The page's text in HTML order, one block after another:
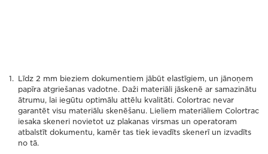
Līdz 2 mm bieziem dokumentiem jābūt elastīgiem, un jānoņem
papīra atgriešanas vadotne. Daži materiāli jāskenē ar samazinātu
ātrumu, lai iegūtu optimālu attēlu kvalitāti. Colortrac nevar
garantēt visu materiālu skenēšanu. Lieliem materiāliem Colortrac
iesaka skeneri novietot uz plakanas virsmas un operatoram
atbalstīt dokumentu, kamēr tas tiek ievadīts skenerī un izvadīts
no tā.